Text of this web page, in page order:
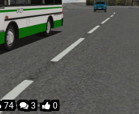
74 · 3 · 0